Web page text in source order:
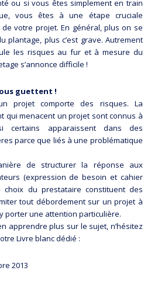
ou si vous êtes simplement en train
vous êtes à une étape cruciale
votre projet. En général, plus on se
plantage, plus c’est grave. Autrement
les risques au fur et à mesure du
s’annonce difficile !
guettent !
projet comporte des risques. La
qui menacent un projet sont connus à
certains apparaissent dans des
parce que liés à une problématique
de structurer la réponse aux
(expression de besoin et cahier
choix du prestataire constituent des
tout débordement sur un projet à
porter une attention particulière.
apprendre plus sur le sujet, n’hésitez
Livre blanc dédié :
2013